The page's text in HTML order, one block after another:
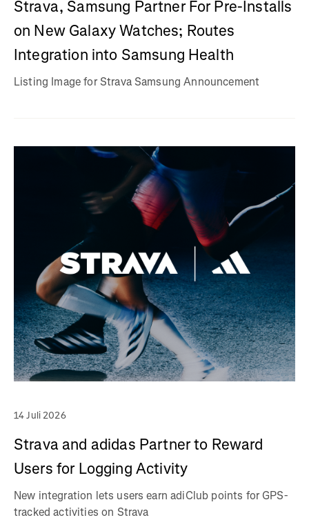
Strava, Samsung Partner For Pre-Installs
on New Galaxy Watches; Routes
Integration into Samsung Health
Listing Image for Strava Samsung Announcement
14 Juli 2026
Strava and adidas Partner to Reward
Users for Logging Activity
New integration lets users earn adiClub points for GPS-
tracked activities on Strava